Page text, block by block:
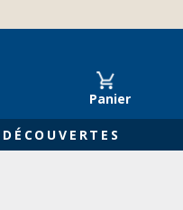
Panier
DÉCOUVERTES